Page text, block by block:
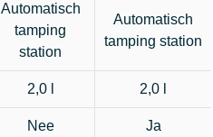
Automatisch
tamping
station
Automatisch
tamping station
2,0 l 2,0 l
Nee Ja